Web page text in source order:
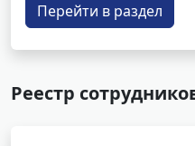
Перейти в раздел
Реестр